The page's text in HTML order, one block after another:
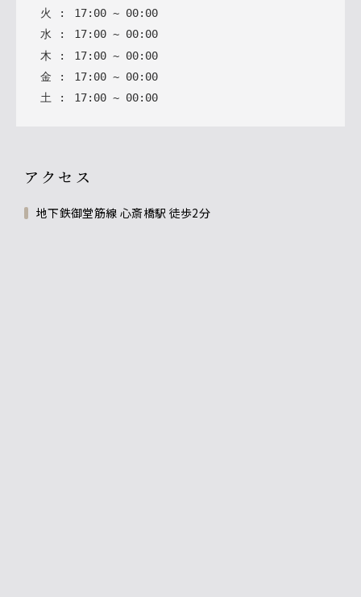
火
: 17: 00 ~ 00: 00
水 : 17: 00 ~ 00: 00
木 : 17: 00 ~ 00: 00
金 : 17: 00 ~ 00: 00
土 : 17: 00 ~ 00: 00
アクセス
地下鉄御堂筋線 心斎橋駅 徒歩2分